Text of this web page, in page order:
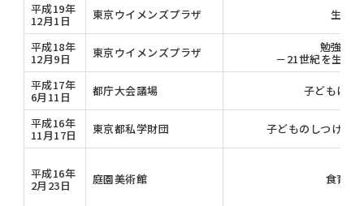
平成19年
12月1日 東京ウイメンズプラザ 生き
平成18年
12月9日 東京ウイメンズプラザ 勉強し
－21世紀を生き
平成17年
6月11日 都庁大会議場 子どもに伝
平成16年
11月17日 東京都私学財団 子どものしつけう
平成16年
2月23日 庭園美術館 食育に